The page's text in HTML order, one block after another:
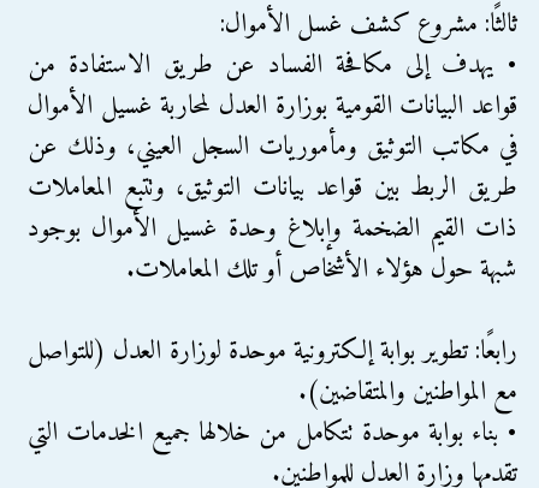
ثالثًا: مشروع كشف غسل الأموال:
• يهدف إلى مكافحة الفساد عن طريق الاستفادة من
قواعد البيانات القومية بوزارة العدل لمحاربة غسيل الأموال
في مكاتب التوثيق ومأموريات السجل العيني، وذلك عن
طريق الربط بين قواعد بيانات التوثيق، وتتبع المعاملات
ذات القيم الضخمة وإبلاغ وحدة غسيل الأموال بوجود
شبهة حول هؤلاء الأشخاص أو تلك المعاملات.
رابعًا: تطوير بوابة إلكترونية موحدة لوزارة العدل (للتواصل
مع المواطنين والمتقاضين).
• بناء بوابة موحدة تتكامل من خلالها جميع الخدمات التي
تقدمها وزارة العدل للمواطنين.